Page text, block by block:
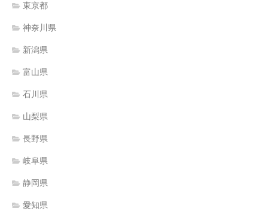
東京都
神奈川県
新潟県
富山県
石川県
山梨県
長野県
岐阜県
静岡県
愛知県